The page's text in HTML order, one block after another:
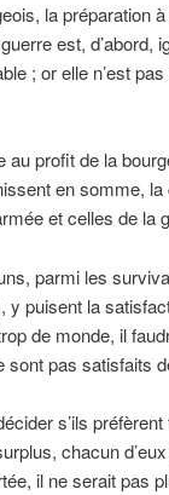
la préparation
est, d’abord,
; or elle n’est
au profit de la
en somme,
et celles de la
parmi les
y puisent la
de monde, il
sont pas satisfaits
s’ils
chacun
il ne serait pas